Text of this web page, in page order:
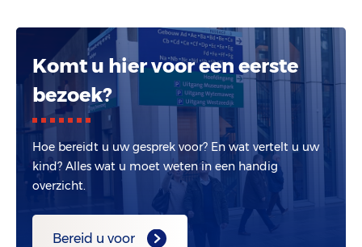
Komt u hier voor een eerste
bezoek?
Hoe bereidt u uw gesprek voor? En wat vertelt u uw
kind? Alles wat u moet weten in een handig
overzicht.
Bereid u voor